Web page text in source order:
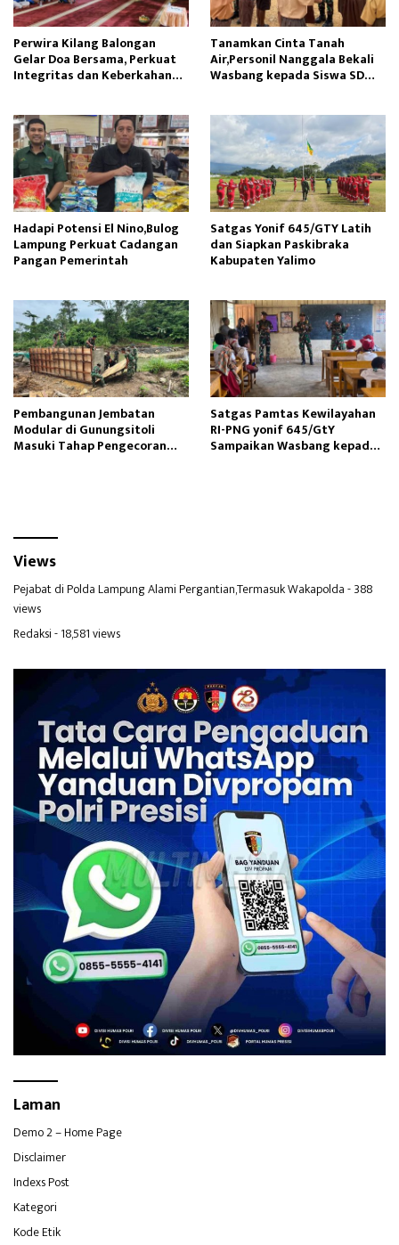
Perwira Kilang Balongan
Gelar Doa Bersama, Perkuat
Integritas dan Keberkahan
Tanamkan Cinta Tanah
Air,Personil Nanggala Bekali
Wasbang kepada Siswa SD
Hadapi Potensi El Nino,Bulog
Lampung Perkuat Cadangan
Pangan Pemerintah
Satgas Yonif 645/GTY Latih
dan Siapkan Paskibraka
Kabupaten Yalimo
Pembangunan Jembatan
Modular di Gunungsitoli
Masuki Tahap Pengecoran
Satgas Pamtas Kewilayahan
RI-PNG yonif 645/GtY
Sampaikan Wasbang kepada
Views
Pejabat di Polda Lampung Alami Pergantian,Termasuk Wakapolda- 388
views
Redaksi- 18,581 views
Laman
Demo 2 – Home Page
Disclaimer
Indexs Post
Kategori
Kode Etik